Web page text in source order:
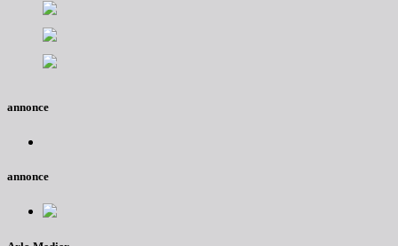
annonce
annonce